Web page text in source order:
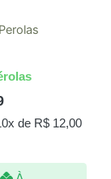
de R$12,00